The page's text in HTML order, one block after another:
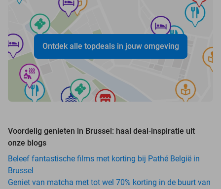
Ontdek alle topdeals in jouw omgeving
Voordelig genieten in Brussel: haal deal-inspiratie uit
onze blogs
Beleef fantastische films met korting bij Pathé België in
Brussel
Geniet van matcha met tot wel 70% korting in de buurt van